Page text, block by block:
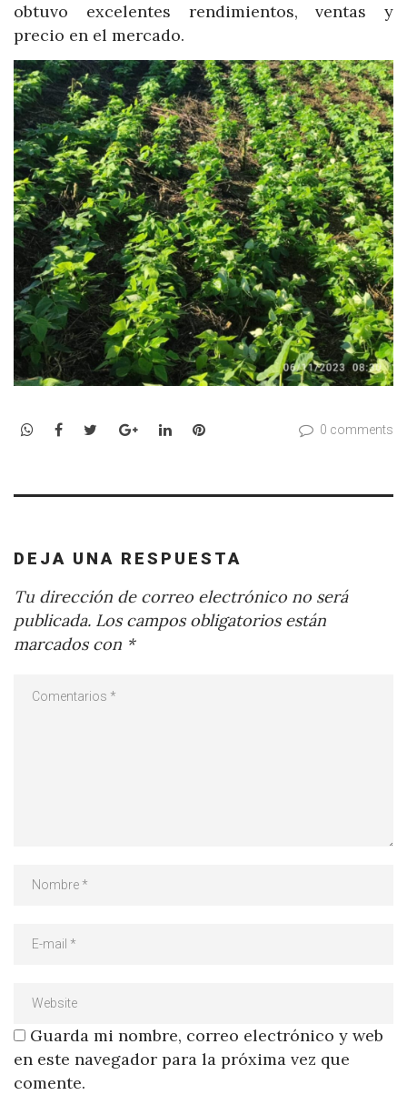
obtuvo excelentes rendimientos, ventas y
precio en el mercado.
WhatsApp
Facebook
TwitterGoogle+LinkedInPinterest 0 comments
DEJA UNA RESPUESTA
Tu dirección de correo electrónico no será
publicada. Los campos obligatorios están
marcados con *
Guarda mi nombre, correo electrónico y web
en este navegador para la próxima vez que
comente.